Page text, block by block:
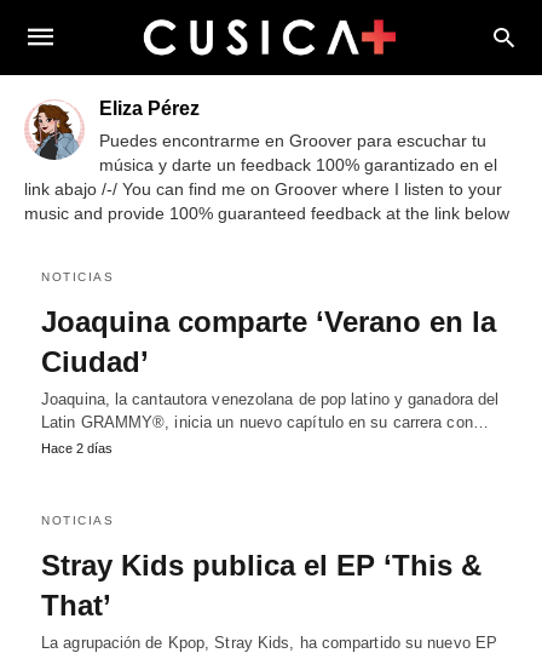
Eliza Pérez
Puedes encontrarme en Groover para escuchar tu
música y darte un feedback 100% garantizado en el
link abajo /-/ You can find me on Groover where I listen to your
music and provide 100% guaranteed feedback at the link below
NOTICIAS
Joaquina comparte ‘Verano en la
Ciudad’
Joaquina, la cantautora venezolana de pop latino y ganadora del
Latin GRAMMY®, inicia un nuevo capítulo en su carrera con…
Hace 2 días
NOTICIAS
Stray Kids publica el EP ‘This &
That’
La agrupación de Kpop, Stray Kids, ha compartido su nuevo EP